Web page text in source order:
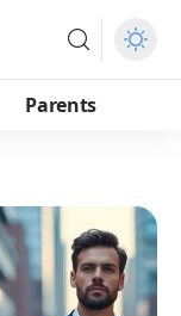
Parents